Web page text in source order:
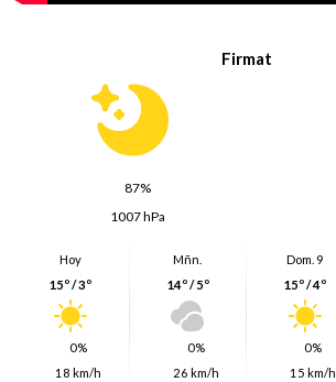
Firmat
87%
1007 hPa
Hoy
15º / 3º
0%
18 km/h
Mñn.
14º / 5º
0%
26 km/h
Dom. 9
15º / 4º
0%
15 km/h